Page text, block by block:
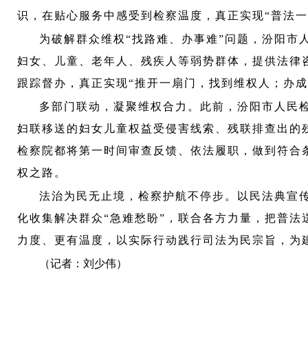
识，在贴心服务中感受到检察温度，真正实现“普法
为破解群众维权“找路难、办事难”问题，汾阳市
妇女、儿童、老年人、残疾人等弱势群体，提供法
跟踪督办，真正实现“推开一扇门，找到维权人；办
多部门联动，凝聚维权合力。此前，汾阳市人民
妇联移送的妇女儿童权益受侵害线索、残联排查出
检察院都将第一时间审查反馈、依法履职，做到符合
权之路。
法治为民无止境，检察护航不停步。以民法典宣
化收集解决群众“急难愁盼”，联合各方力量，把普
力度、更有温度，以实际行动践行司法为民宗旨，
（记者：刘少伟）